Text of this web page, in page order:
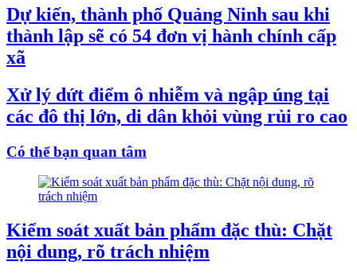
Dự kiến, thành phố Quảng Ninh sau khi
thành lập sẽ có 54 đơn vị hành chính cấp
xã
Xử lý dứt điểm ô nhiễm và ngập úng tại
các đô thị lớn, di dân khỏi vùng rủi ro cao
Có thể bạn quan tâm
Kiểm soát xuất bản phẩm đặc thù: Chặt
nội dung, rõ trách nhiệm